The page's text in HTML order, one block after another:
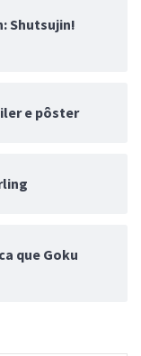
Shutsujin!
e pôster
que Goku